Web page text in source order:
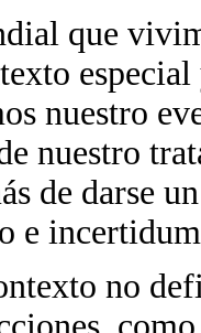
que
nuestro
nuestro
de darse
e
no